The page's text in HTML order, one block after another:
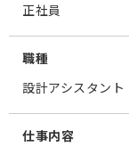
正社員
職種
設計アシスタント
仕事内容